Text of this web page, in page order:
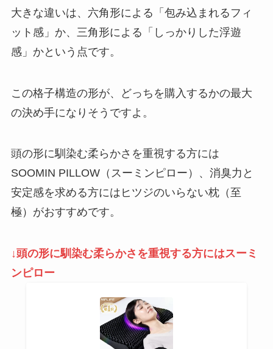
大きな違いは、六角形による「包み込まれるフィ
ット感」か、三角形による「しっかりした浮遊
感」かという点です。
この格子構造の形が、どっちを購入するかの最大
の決め手になりそうですよ。
頭の形に馴染む柔らかさを重視する方には
SOOMIN PILLOW（スーミンピロー）、消臭力と
安定感を求める方にはヒツジのいらない枕（至
極）がおすすめです。
↓頭の形に馴染む柔らかさを重視する方にはスーミ
ンピロー